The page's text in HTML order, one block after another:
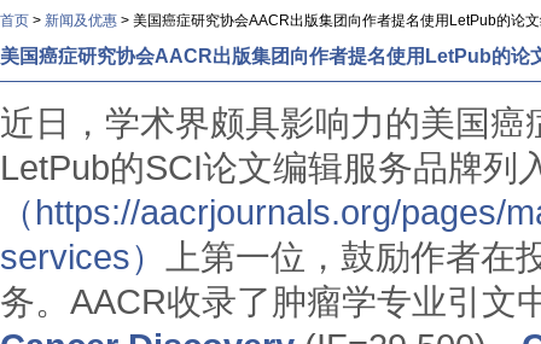
首页 > 新闻及优惠 > 美国癌症研究协会AACR出版集团向作者提名使用LetPub的论
美国癌症研究协会AACR出版集团向作者提名使用LetPub的论
近日，学术界颇具影响力的美国
LetPub的SCI论文编辑服务品牌列
（https://aacrjournals.org/pages/
services）
上第一位，鼓励作者
务。AACR收录了肿瘤学专业引文